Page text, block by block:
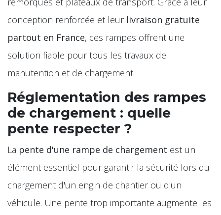
conception renforcée et leur livraison gratuite
partout en France, ces rampes offrent une
solution fiable pour tous les travaux de
manutention et de chargement.
Réglementation des rampes
de chargement : quelle
pente respecter ?
La pente d'une rampe de chargement est un
élément essentiel pour garantir la sécurité lors du
chargement d'un engin de chantier ou d'un
véhicule. Une pente trop importante augmente les